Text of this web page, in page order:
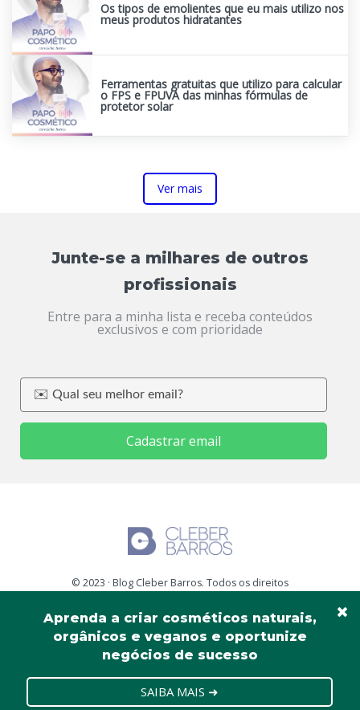
Aprenda a criar cosméticos naturais,
orgânicos e veganos e oportunize
negócios de sucesso
SAIBA MAIS ➜
Aprenda a criar cosméticos naturais,
orgânicos e veganos e oportunize
negócios de sucesso
SAIBA MAIS ➜
Os tipos de emolientes que eu mais utilizo nos
meus produtos hidratantes
Ferramentas gratuitas que utilizo para calcular
o FPS e FPUVA das minhas fórmulas de
protetor solar
Ver mais
Junte-se a milhares de outros
profissionais
Entre para a minha lista e receba conteúdos
exclusivos e com prioridade
Cadastrar email
© 2023 · Blog Cleber Barros. Todos os direitos